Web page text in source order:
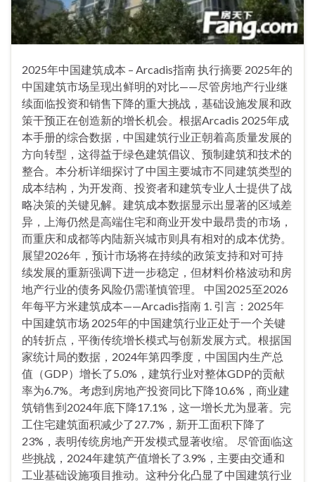
2025年中国建筑成本 – Arcadis指南 执行摘要 2025年的
中国建筑市场呈现出鲜明的对比——尽管房地产行业继
续面临投资和销售下降的重大挑战，基础设施发展和政
策干预正在创造新的增长机会。根据Arcadis 2025年成
本手册的综合数据，中国建筑行业正朝着高质量发展的
方向转型，这得益于绿色建筑倡议、预制建筑和技术的
整合。本分析详细探讨了中国主要城市不同建筑类型的
成本结构，为开发商、投资者和建筑专业人士提供了战
略决策的关键见解。建筑成本数据显示出显著的区域差
异，上海仍然是高端住宅和商业开发中最昂贵的市场，
而重庆和成都等内陆新兴城市则具有相对的成本优势。
展望2026年，预计市场将在持续的政策支持和对可持
续发展的重新强调下进一步稳定，但材料价格波动和房
地产行业的债务风险仍需谨慎管理。 中国2025至2026
年每平方米建筑成本——Arcadis指南 1. 引言：2025年
中国建筑市场 2025年的中国建筑行业正处于一个关键
的转折点，平衡传统增长模式与创新发展方式。根据国
家统计局的数据，2024年第四季度，中国国内生产总
值（GDP）增长了5.0%，建筑行业对整体GDP的贡献
率为6.7%。考虑到房地产投资同比下降10.6%，商业建
筑销售到2024年底下降17.1%，这一增长尤为显著。完
工住宅建筑面积减少了27.7%，新开工面积下降了
23%，表明传统房地产开发模式显著收缩。 尽管面临这
些挑战，2024年建筑产值增长了3.9%，主要由交通和
工业基础设施项目推动。这种分化凸显了中国建筑行业